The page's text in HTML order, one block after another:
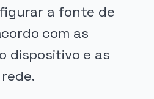
a fonte de
com as
dispositivo e as